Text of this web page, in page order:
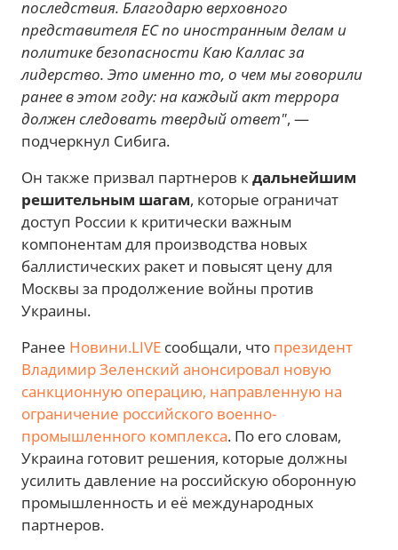
последствия. Благодарю верховного
представителя ЕС по иностранным делам и
политике безопасности Каю Каллас за
лидерство. Это именно то, о чем мы говорили
ранее в этом году: на каждый акт террора
должен следовать твердый ответ", —
подчеркнул Сибига.
Он также призвал партнеров кдальнейшим
решительным шагам, которые ограничат
доступ России к критически важным
компонентам для производства новых
баллистических ракет и повысят цену для
Москвы за продолжение войны против
Украины.
Ранее Новини.LIVE сообщали, что президент
Владимир Зеленский анонсировал новую
санкционную операцию, направленную на
ограничение российского военно-
промышленного комплекса. По его словам,
Украина готовит решения, которые должны
усилить давление на российскую оборонную
промышленность и её международных
партнеров.